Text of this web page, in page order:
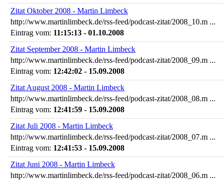
Zitat Oktober 2008 - Martin Limbeck
http://www.martinlimbeck.de/rss-feed/podcast-zitat/2008_10.m ...
Eintrag vom: 11:15:13 - 01.10.2008
Zitat September 2008 - Martin Limbeck
http://www.martinlimbeck.de/rss-feed/podcast-zitat/2008_09.m ...
Eintrag vom: 12:42:02 - 15.09.2008
Zitat August 2008 - Martin Limbeck
http://www.martinlimbeck.de/rss-feed/podcast-zitat/2008_08.m ...
Eintrag vom: 12:41:59 - 15.09.2008
Zitat Juli 2008 - Martin Limbeck
http://www.martinlimbeck.de/rss-feed/podcast-zitat/2008_07.m ...
Eintrag vom: 12:41:53 - 15.09.2008
Zitat Juni 2008 - Martin Limbeck
http://www.martinlimbeck.de/rss-feed/podcast-zitat/2008_06.m ...